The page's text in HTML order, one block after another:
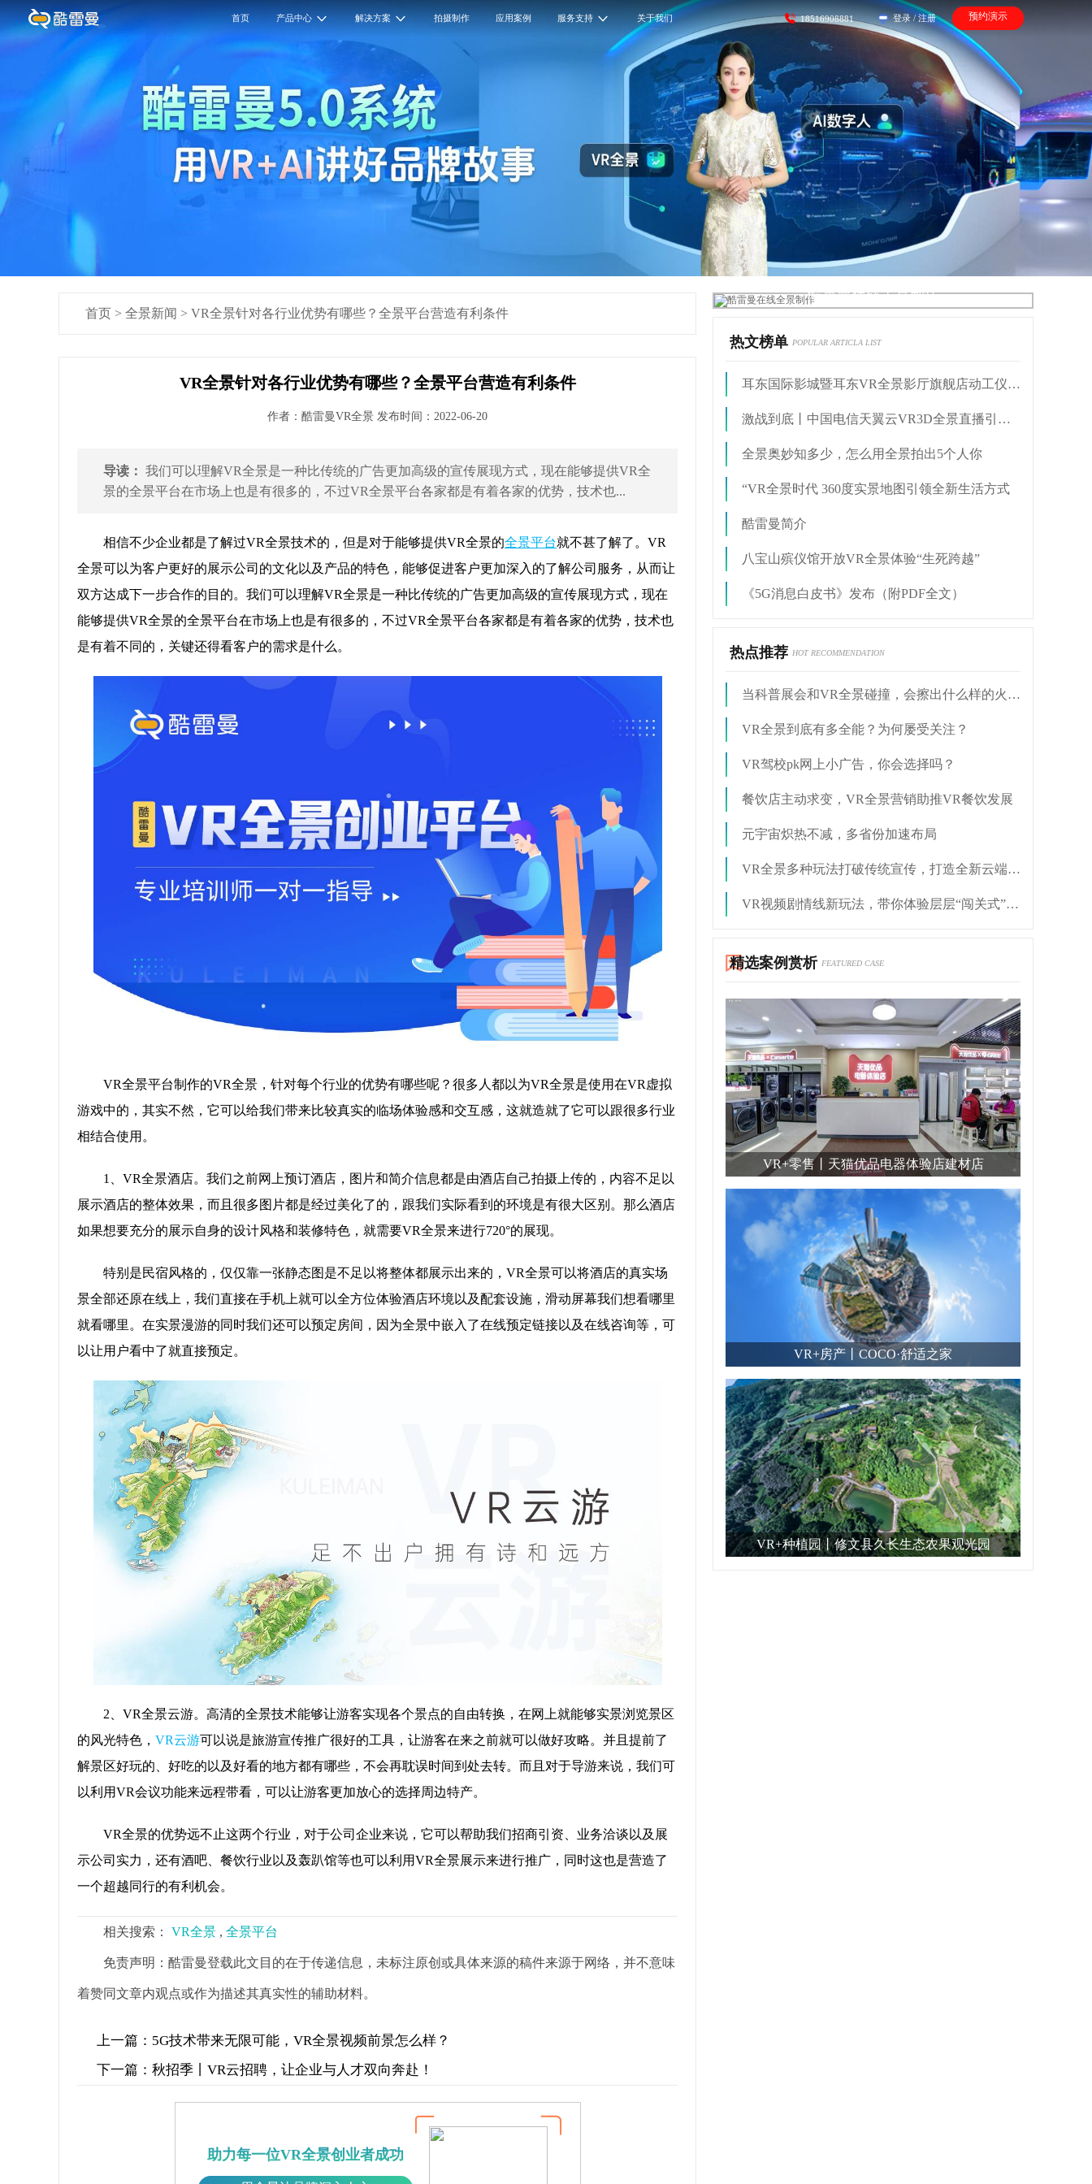
首页 产品中心 解决方案 拍摄制作 应用案例 服务支持 关于我们 18516908881 登录 / 注册 预约演示
首页 > 全景新闻 > VR全景针对各行业优势有哪些？全景平台营造有利条件
VR全景针对各行业优势有哪些？全景平台营造有利条件
作者：酷雷曼VR全景 发布时间：2022-06-20
导读： 我们可以理解VR全景是一种比传统的广告更加高级的宣传展现方式，现在能够提供VR全
景的全景平台在市场上也是有很多的，不过VR全景平台各家都是有着各家的优势，技术也...
相信不少企业都是了解过VR全景技术的，但是对于能够提供VR全景的全景平台就不甚了解了。VR
全景可以为客户更好的展示公司的文化以及产品的特色，能够促进客户更加深入的了解公司服务，从而让
双方达成下一步合作的目的。我们可以理解VR全景是一种比传统的广告更加高级的宣传展现方式，现在
能够提供VR全景的全景平台在市场上也是有很多的，不过VR全景平台各家都是有着各家的优势，技术也
是有着不同的，关键还得看客户的需求是什么。
VR全景平台制作的VR全景，针对每个行业的优势有哪些呢？很多人都以为VR全景是使用在VR虚拟
游戏中的，其实不然，它可以给我们带来比较真实的临场体验感和交互感，这就造就了它可以跟很多行业
相结合使用。
1、VR全景酒店。我们之前网上预订酒店，图片和简介信息都是由酒店自己拍摄上传的，内容不足以
展示酒店的整体效果，而且很多图片都是经过美化了的，跟我们实际看到的环境是有很大区别。那么酒店
如果想要充分的展示自身的设计风格和装修特色，就需要VR全景来进行720°的展现。
特别是民宿风格的，仅仅靠一张静态图是不足以将整体都展示出来的，VR全景可以将酒店的真实场
景全部还原在线上，我们直接在手机上就可以全方位体验酒店环境以及配套设施，滑动屏幕我们想看哪里
就看哪里。在实景漫游的同时我们还可以预定房间，因为全景中嵌入了在线预定链接以及在线咨询等，可
以让用户看中了就直接预定。
2、VR全景云游。高清的全景技术能够让游客实现各个景点的自由转换，在网上就能够实景浏览景区
的风光特色， VR云游可以说是旅游宣传推广很好的工具，让游客在来之前就可以做好攻略。并且提前了
解景区好玩的、好吃的以及好看的地方都有哪些，不会再耽误时间到处去转。而且对于导游来说，我们可
以利用VR会议功能来远程带看，可以让游客更加放心的选择周边特产。
VR全景的优势远不止这两个行业，对于公司企业来说，它可以帮助我们招商引资、业务洽谈以及展
示公司实力，还有酒吧、餐饮行业以及轰趴馆等也可以利用VR全景展示来进行推广，同时这也是营造了
一个超越同行的有利机会。
相关搜索： VR全景 , 全景平台
免责声明：酷雷曼登载此文目的在于传递信息，未标注原创或具体来源的稿件来源于网络，并不意味
着赞同文章内观点或作为描述其真实性的辅助材料。
上一篇： 5G技术带来无限可能，VR全景视频前景怎么样？
下一篇： 秋招季丨VR云招聘，让企业与人才双向奔赴！
助力每一位VR全景创业者成功
酷雷曼在线全景制作
热文榜单 POPULAR ARTICLA LIST
耳东国际影城暨耳东VR全景影厅旗舰店动工仪式盛大举行
激战到底丨中国电信天翼云VR3D全景直播引燃拳击热火
全景奥妙知多少，怎么用全景拍出5个人你
“VR全景时代 360度实景地图引领全新生活方式
酷雷曼简介
八宝山殡仪馆开放VR全景体验“生死跨越”
《5G消息白皮书》发布（附PDF全文）
热点推荐 HOT RECOMMENDATION
当科普展会和VR全景碰撞，会擦出什么样的火花？
VR全景到底有多全能？为何屡受关注？
VR驾校pk网上小广告，你会选择吗？
餐饮店主动求变，VR全景营销助推VR餐饮发展
元宇宙炽热不减，多省份加速布局
VR全景多种玩法打破传统宣传，打造全新云端视界
VR视频剧情线新玩法，带你体验层层“闯关式”剧情
精选案例赏析 FEATURED CASE
VR+零售丨天猫优品电器体验店建材店
VR+房产丨COCO·舒适之家
VR+种植园丨修文县久长生态农果观光园